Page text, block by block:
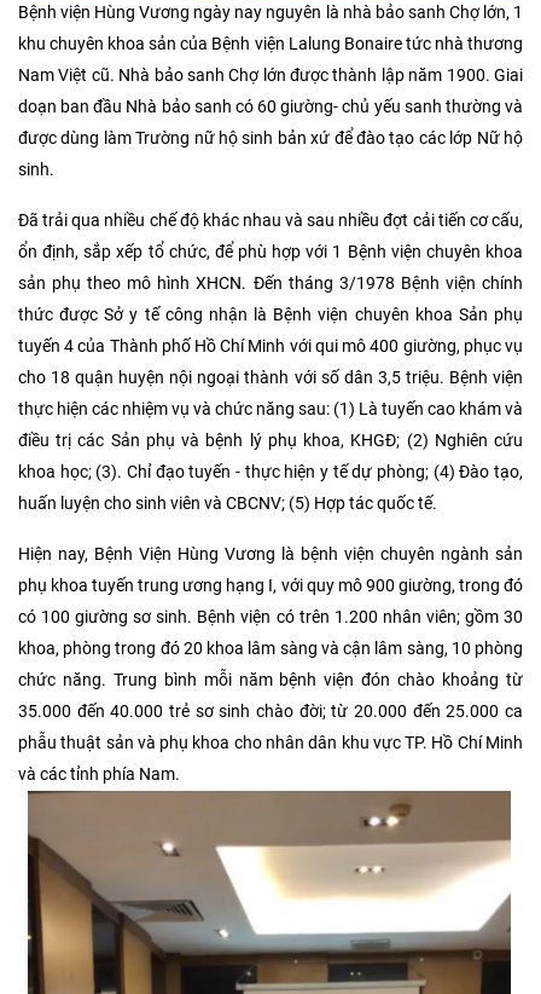
Bệnh viện Hùng Vương ngày nay nguyên là nhà bảo sanh Chợ lớn, 1
khu chuyên khoa sản của Bệnh viện Lalung Bonaire tức nhà thương
Nam Việt cũ. Nhà bảo sanh Chợ lớn được thành lập năm 1900. Giai
doạn ban đầu Nhà bảo sanh có 60 giường- chủ yếu sanh thường và
được dùng làm Trường nữ hộ sinh bản xứ để đào tạo các lớp Nữ hộ
sinh.
Đã trải qua nhiều chế độ khác nhau và sau nhiều đợt cải tiến cơ cấu,
ổn định, sắp xếp tổ chức, để phù hợp với 1 Bệnh viện chuyên khoa
sản phụ theo mô hình XHCN. Đến tháng 3/1978 Bệnh viện chính
thức được Sở y tế công nhận là Bệnh viện chuyên khoa Sản phụ
tuyến 4 của Thành phố Hồ Chí Minh với qui mô 400 giường, phục vụ
cho 18 quận huyện nội ngoại thành với số dân 3,5 triệu. Bệnh viện
thực hiện các nhiệm vụ và chức năng sau: (1) Là tuyến cao khám và
điều trị các Sản phụ và bệnh lý phụ khoa, KHGĐ; (2) Nghiên cứu
khoa học; (3). Chỉ đạo tuyến - thực hiện y tế dự phòng; (4) Đào tạo,
huấn luyện cho sinh viên và CBCNV; (5) Hợp tác quốc tế.
Hiện nay, Bệnh Viện Hùng Vương là bệnh viện chuyên ngành sản
phụ khoa tuyến trung ương hạng I, với quy mô 900 giường, trong đó
có 100 giường sơ sinh. Bệnh viện có trên 1.200 nhân viên; gồm 30
khoa, phòng trong đó 20 khoa lâm sàng và cận lâm sàng, 10 phòng
chức năng. Trung bình mỗi năm bệnh viện đón chào khoảng từ
35.000 đến 40.000 trẻ sơ sinh chào đời; từ 20.000 đến 25.000 ca
phẫu thuật sản và phụ khoa cho nhân dân khu vực TP. Hồ Chí Minh
và các tỉnh phía Nam.